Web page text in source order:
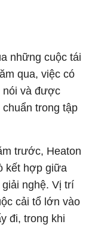
những cuộc tái
qua, việc có
nói và được
trong tập
trước, Heaton
kết hợp giữa
nghệ. Vị trí
cải tổ lớn vào
đi, trong khi